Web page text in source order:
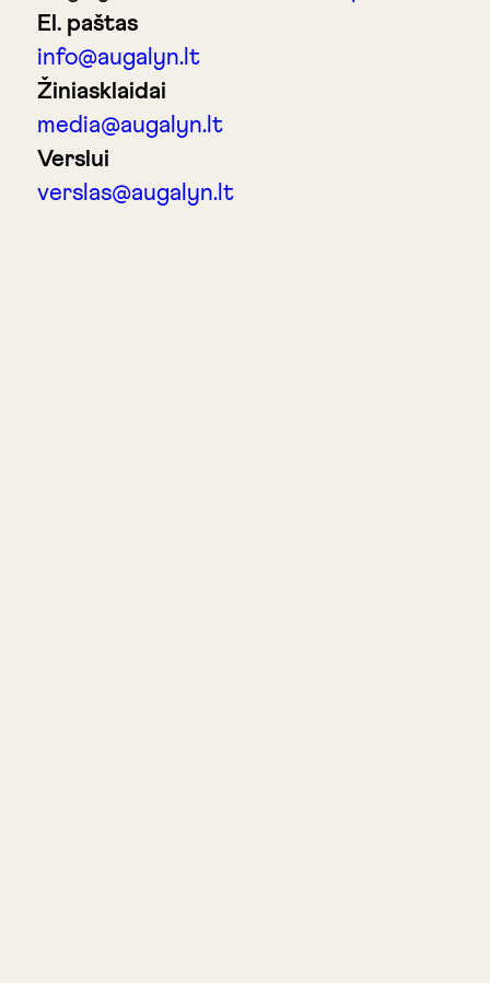
El. paštas
info@augalyn.lt
Žiniasklaidai
media@augalyn.lt
Verslui
verslas@augalyn.lt